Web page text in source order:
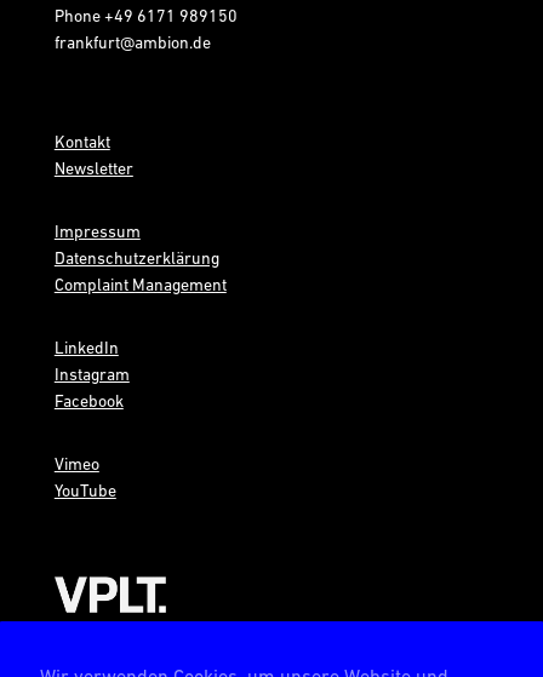
Phone+49 6171 989150
frankfurt@ambion.de
Kontakt
Newsletter
Impressum
Datenschutzerklärung
Complaint Management
LinkedIn
Instagram
Facebook
Vimeo
YouTube